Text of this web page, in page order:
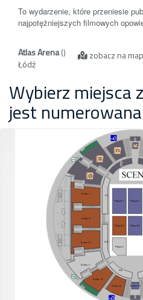
To wydarzenie, które przeniesie
najpotężniejszych filmowych
Atlas Arena()
Łódź
zobacz na
Wybierz miejsca
jest numerowana